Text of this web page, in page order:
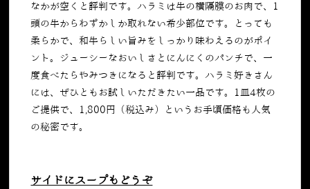
なかが空くと評判です。ハラミは牛の横隔膜のお肉で、1
頭の牛からわずかしか取れない希少部位です。とっても
柔らかで、和牛らしい旨みをしっかり味わえるのがポイ
ント。ジューシーなおいしさとにんにくのパンチで、一
度食べたらやみつきになると評判です。ハラミ好きさん
には、ぜひともお試しいただきたい一品です。 1皿4枚の
ご提供で、1,800円（税込み）というお手頃価格も人気
の秘密です。
サイドにスープもどうぞ